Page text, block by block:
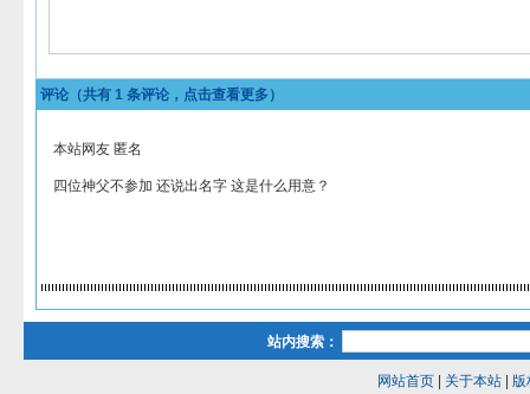
评论（共有 1 条评论，点击查看更多）
本站网友 匿名
四位神父不参加 还说出名字 这是什么用意？
站内搜索：
网站首页| 关于本站| 版